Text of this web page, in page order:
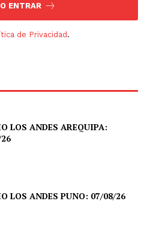
ENTRAR
de Privacidad .
LOS ANDES AREQUIPA:
LOS ANDES PUNO: 07/08/26